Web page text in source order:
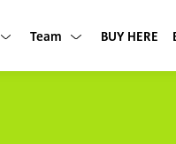
Untermenü anzeigen
Team Untermenü anzeigen
BUY HERE